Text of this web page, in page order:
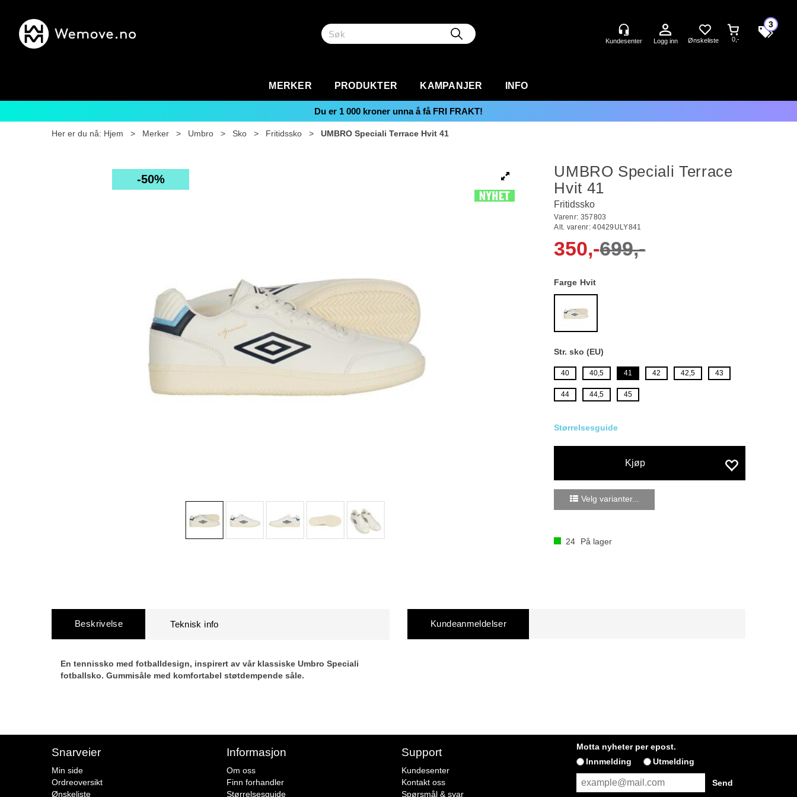
Logg inn 0,-
3
MERKER PRODUKTER KAMPANJER INFO
Du er 1 000 kroner unna å få FRI FRAKT!
Her er du nå: Hjem > Merker > Umbro > Sko > Fritidssko > UMBRO Speciali Terrace Hvit 41
50%
UMBRO Speciali Terrace
Hvit 41
Fritidssko
Varenr: 357803
Alt. varenr:40429ULY841
350,-699,-
Farge Hvit
Str. sko (EU)
40 40,5 41 42 42,5 43
44 44,5 45
Størrelsesguide
Kjøp
Velg varianter...
24 På lager
Beskrivelse
En tennissko med fotballdesign, inspirert av vår klassiske Umbro Speciali
fotballsko. Gummisåle med komfortabel støtdempende såle.
Kundeanmeldelser
Snarveier
Min side
Ordreoversikt
Ønskeliste
Informasjon
Om oss
Finn forhandler
Størrelsesguide
Support
Kundesenter
Kontakt oss
Spørsmål & svar
Motta nyheter per epost.
Innmelding
Utmelding